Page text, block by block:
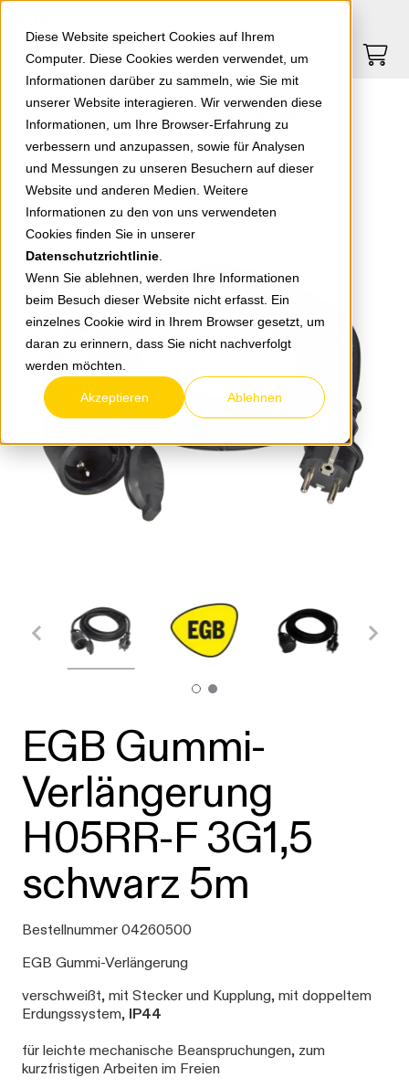
Diese Website speichert Cookies auf Ihrem
Computer. Diese Cookies werden verwendet, um
Informationen darüber zu sammeln, wie Sie mit
unserer Website interagieren. Wir verwenden diese
Informationen, um Ihre Browser-Erfahrung zu
verbessern und anzupassen, sowie für Analysen
und Messungen zu unseren Besuchern auf dieser
Website und anderen Medien. Weitere
Informationen zu den von uns verwendeten
Cookies finden Sie in unserer
Datenschutzrichtlinie
Wenn Sie ablehnen, werden Ihre Informationen
beim Besuch dieser Website nicht erfasst. Ein
einzelnes Cookie wird in Ihrem Browser gesetzt, um
daran zu erinnern, dass Sie nicht nachverfolgt
werden möchten.
Akzeptieren Ablehnen
Springe zu Hauptinhalt Springe zum Footer
0
zurück zur Übersicht
EGB Gummi-
Verlängerung
H05RR-F 3G1,5
schwarz 5m
Bestellnummer 04260500
EGB Gummi-Verlängerung
verschweißt, mit Stecker und Kupplung, mit doppeltem
Erdungssystem, IP44
für leichte mechanische Beanspruchungen, zum
kurzfristigen Arbeiten im Freien